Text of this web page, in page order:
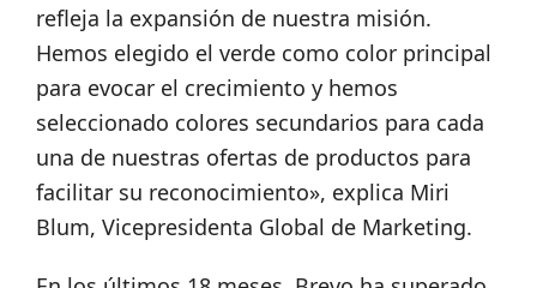
refleja la expansión de nuestra misión.
Hemos elegido el verde como color principal
para evocar el crecimiento y hemos
seleccionado colores secundarios para cada
una de nuestras ofertas de productos para
facilitar su reconocimiento», explica Miri
Blum, Vicepresidenta Global de Marketing.